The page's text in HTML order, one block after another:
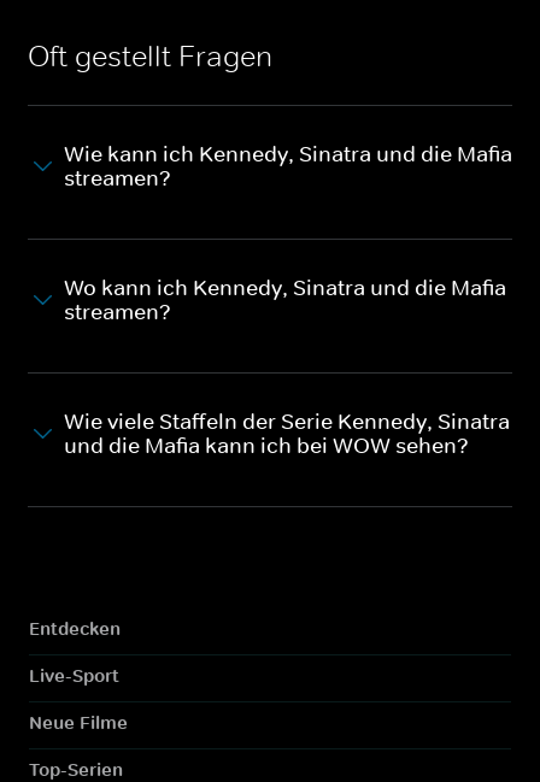
Oft gestellt Fragen
Wie kann ich Kennedy, Sinatra und die Mafia
streamen?
Wo kann ich Kennedy, Sinatra und die Mafia
streamen?
Wie viele Staffeln der Serie Kennedy, Sinatra
und die Mafia kann ich bei WOW sehen?
Entdecken
Live-Sport
Neue Filme
Top-Serien